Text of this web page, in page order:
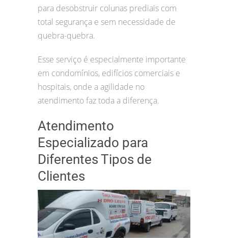
para desobstruir colunas prediais com
total segurança e sem necessidade de
quebra-quebra.
Esse serviço é especialmente importante
em condomínios, edifícios comerciais e
hospitais, onde a agilidade no
atendimento faz toda a diferença.
Atendimento
Especializado para
Diferentes Tipos de
Clientes